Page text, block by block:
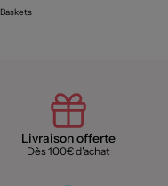
Baskets
Livraison offerte
Dès 100€ d'achat